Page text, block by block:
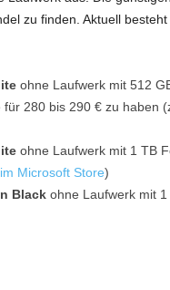
zu finden. Aktuell
ohne Laufwerk mit 512
280 bis 290 € zu haben
ohne Laufwerk mit 1 TB
im Microsoft Store)
Blackohne Laufwerk mit 1